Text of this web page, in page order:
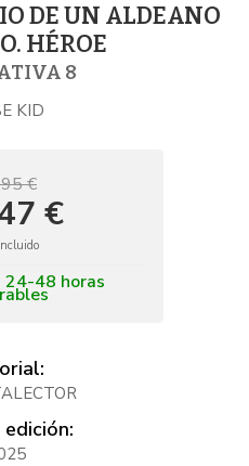
DE UN ALDEANO
HÉROE
8
KID
€
€
24-48 horas